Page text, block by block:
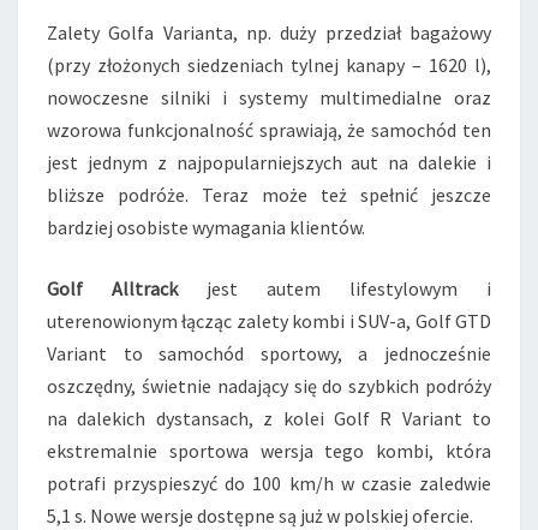
,
G
T
I
R
J
U
P
R
Z
E
A
Ż
Y
Zalety Golfa Varianta, np. duży przedział bagażowy
(przy złożonych siedzeniach tylnej kanapy – 1620 l),
nowoczesne silniki i systemy multimedialne oraz
wzorowa funkcjonalność sprawiają, że samochód ten
jest jednym z najpopularniejszych aut na dalekie i
bliższe podróże. Teraz może też spełnić jeszcze
bardziej osobiste wymagania klientów.
Golf Alltrackjest autem lifestylowym i
uterenowionym łącząc zalety kombi i SUV-a, Golf GTD
Variant to samochód sportowy, a jednocześnie
oszczędny, świetnie nadający się do szybkich podróży
na dalekich dystansach, z kolei Golf R Variant to
ekstremalnie sportowa wersja tego kombi, która
potrafi przyspieszyć do 100 km/h w czasie zaledwie
5,1 s. Nowe wersje dostępne są już w polskiej ofercie.